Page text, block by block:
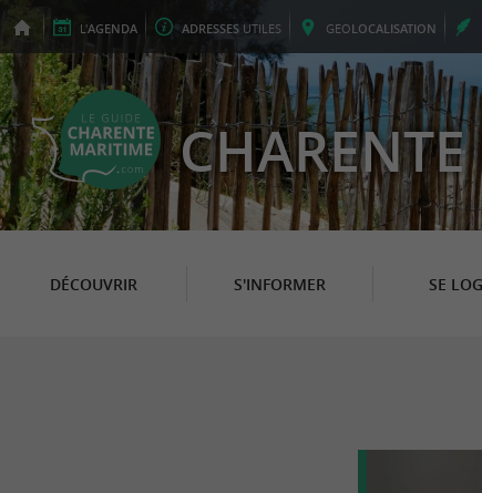
L'AGENDA ADRESSES UTILES GEOLOCALISATION
DÉCOUVRIR S'INFORMER SE